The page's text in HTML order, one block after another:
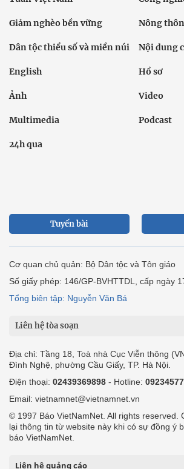
Giảm nghèo bền vững Nông
Dân tộc thiểu số và miền núi Nội dung
English Hồ sơ
Ảnh Video
Multimedia Podcast
24h qua
Tuyến bài
Cơ quan chủ quản: Bộ Dân tộc và Tôn giáo
Số giấy phép: 146/GP-BVHTTDL, cấp ngày
Tổng biên tập: Nguyễn Văn Bá
Liên hệ tòa soạn
Địa chỉ: Tầng 18, Toà nhà Cục Viễn thông
Đình Nghệ, phường Cầu Giấy, TP. Hà Nội.
Điện thoại: 02439369898 - Hotline:
Email: vietnamnet@vietnamnet.vn
© 1997 Báo VietNamNet. All rights reserved.
lại thông tin từ website này khi có sự đồng ý
báo VietNamNet.
Liên hệ quảng cáo